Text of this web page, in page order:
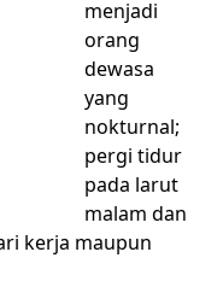
menjadi
orang
dewasa
yang
nokturnal;
pergi tidur
pada larut
malam dan
kerja maupun